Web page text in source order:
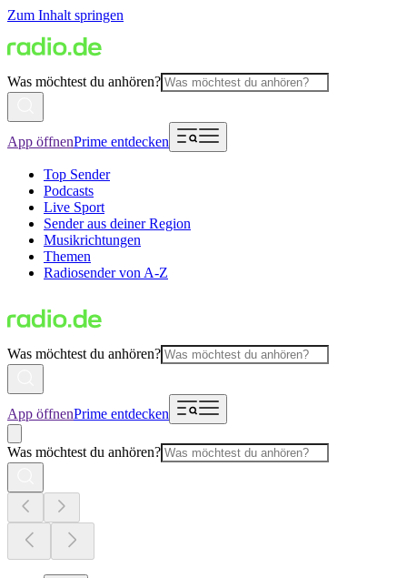
Zum Inhalt springen
Was möchtest du anhören?
App öffnenPrime entdecken
Top Sender
Podcasts
Live Sport
Sender aus deiner Region
Musikrichtungen
Themen
Radiosender von A-Z
Was möchtest du anhören?
App öffnenPrime entdecken
Was möchtest du anhören?